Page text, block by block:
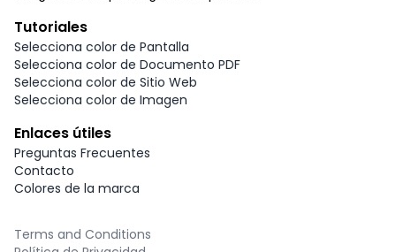
Tutoriales
Selecciona color de Pantalla
Selecciona color de Documento PDF
Selecciona color de Sitio Web
Selecciona color de Imagen
Enlaces útiles
Preguntas Frecuentes
Contacto
Colores de la marca
Terms and Conditions